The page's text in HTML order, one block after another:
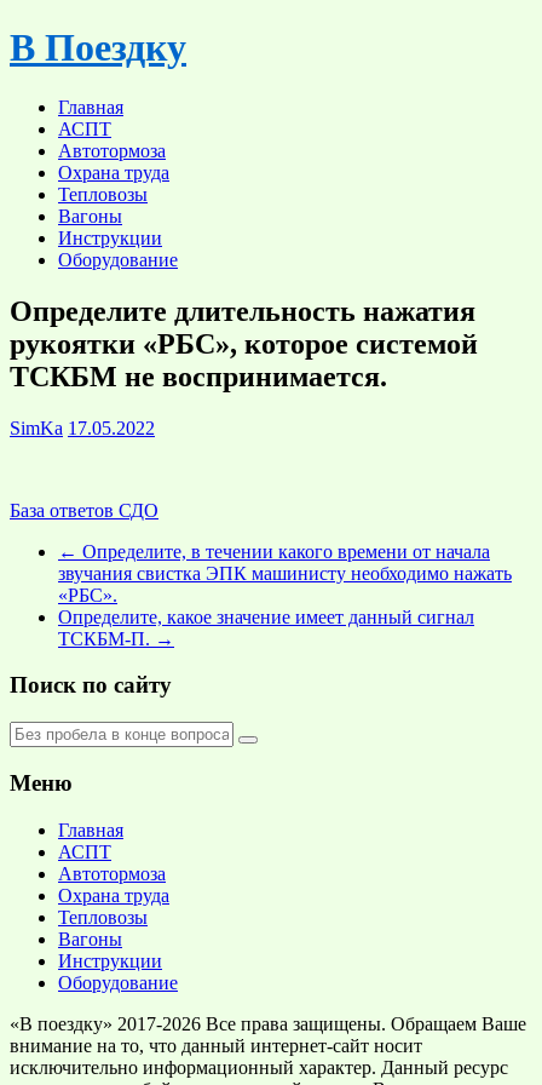
Skip
to
В Поездку
Главная
АСПТ
Автотормоза
Охрана труда
Тепловозы
Вагоны
Инструкции
Оборудование
Определите длительность нажатия
рукоятки «РБС», которое системой
ТСКБМ не воспринимается.
SimKa 17.05.2022
База ответов СДО
← Определите, в течении какого времени от начала
звучания свистка ЭПК машинисту необходимо нажать
«РБС».
Определите, какое значение имеет данный сигнал
ТСКБМ-П. →
Поиск по сайту
Меню
Главная
АСПТ
Автотормоза
Охрана труда
Тепловозы
Вагоны
Инструкции
Оборудование
«В поездку» 2017-2026 Все права защищены. Обращаем Ваше
внимание на то, что данный интернет-сайт носит
исключительно информационный характер. Данный ресурс